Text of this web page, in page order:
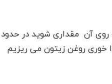
روی آن مقداری شوید در حدود
روغن زیتون می ریزیم